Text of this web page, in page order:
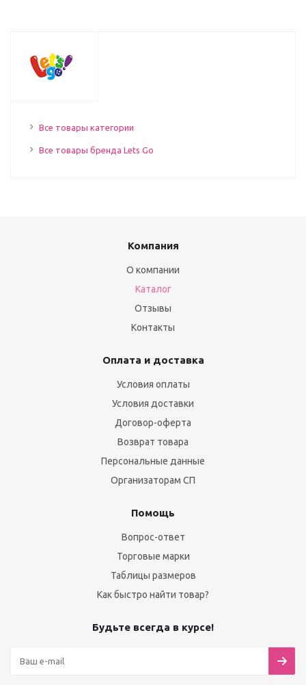
Все товары категории
Все товары бренда Lets Go
Компания
О компании
Каталог
Отзывы
Контакты
Оплата и доставка
Условия оплаты
Условия доставки
Договор-оферта
Возврат товара
Персональные данные
Организаторам СП
Помощь
Вопрос-ответ
Торговые марки
Таблицы размеров
Как быстро найти товар?
Будьте всегда в курсе!